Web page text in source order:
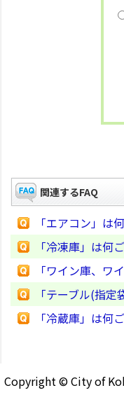
関連するFAQ
「エアコン」は
「冷凍庫」は何
「ワイン庫、ワ
「テーブル(指
「冷蔵庫」は何
Copyright © City of